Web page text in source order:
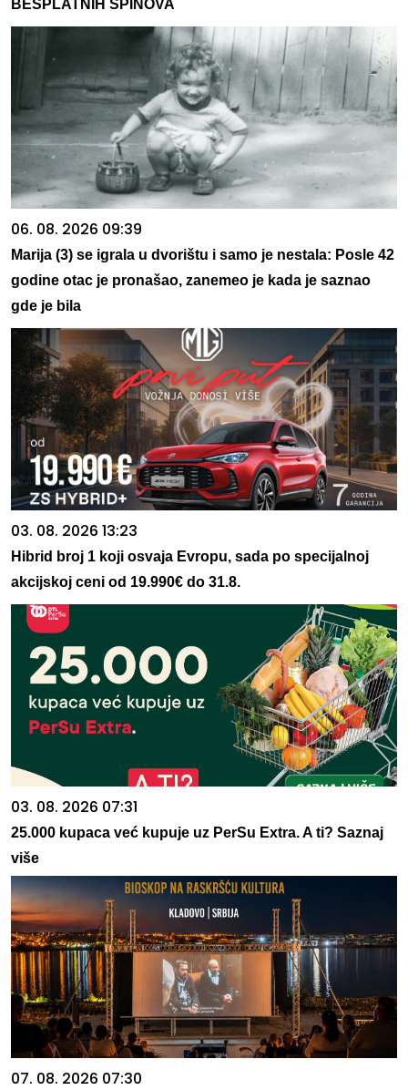
BESPLATNIH SPINOVA
06. 08. 2026 09:39
Marija (3) se igrala u dvorištu i samo je nestala: Posle 42
godine otac je pronašao, zanemeo je kada je saznao
gde je bila
03. 08. 2026 13:23
Hibrid broj 1 koji osvaja Evropu, sada po specijalnoj
akcijskoj ceni od 19.990€ do 31.8.
03. 08. 2026 07:31
25.000 kupaca već kupuje uz PerSu Extra. A ti? Saznaj
više
07. 08. 2026 07:30